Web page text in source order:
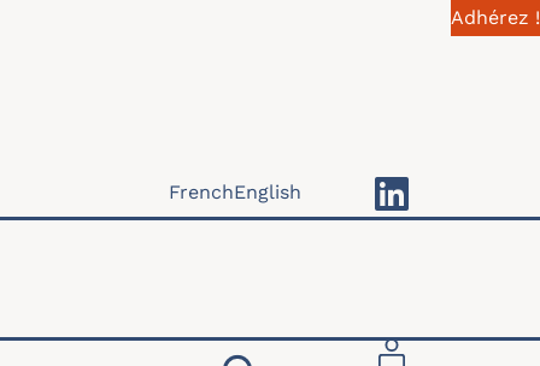
Adhérez !
Menu du
FrenchEnglish